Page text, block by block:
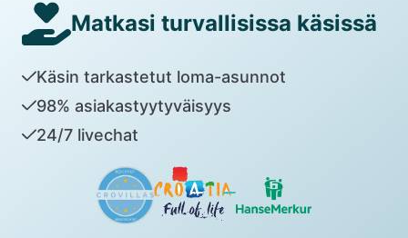
Matkasi turvallisissa käsissä
Käsin tarkastetut loma-asunnot
98% asiakastyytyväisyys
24/7 livechat